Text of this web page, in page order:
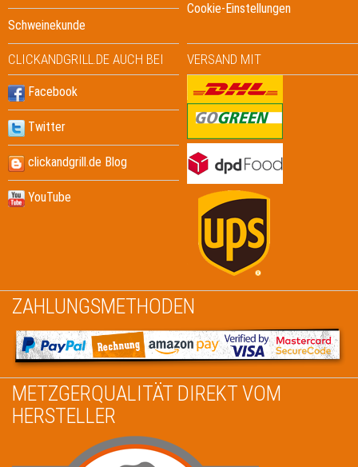
Schweinekunde
Cookie-Einstellungen
CLICKANDGRILL.DE AUCH BEI
Facebook
Twitter
clickandgrill.de Blog
YouTube
VERSAND MIT
ZAHLUNGSMETHODEN
METZGERQUALITÄT DIREKT VOM
HERSTELLER